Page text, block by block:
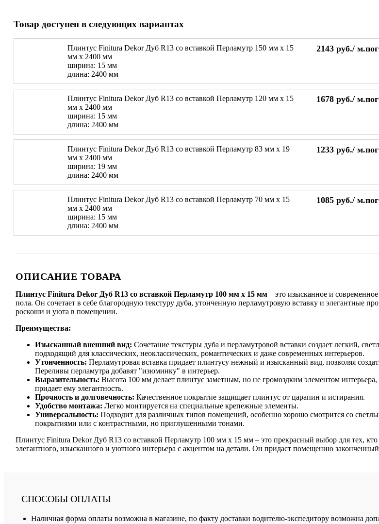
Товар доступен в следующих вариантах
Плинтус Finitura Dekor Дуб R13 со вставкой Перламутр 150 мм х 15
мм х 2400 мм
ширина: 15 мм
длина: 2400 мм
2143 руб./ м.пог
Плинтус Finitura Dekor Дуб R13 со вставкой Перламутр 120 мм х 15
мм х 2400 мм
ширина: 15 мм
длина: 2400 мм
1678 руб./ м.пог
Плинтус Finitura Dekor Дуб R13 со вставкой Перламутр 83 мм х 19
мм х 2400 мм
ширина: 19 мм
длина: 2400 мм
1233 руб./ м.пог
Плинтус Finitura Dekor Дуб R13 со вставкой Перламутр 70 мм х 15
мм х 2400 мм
ширина: 15 мм
длина: 2400 мм
1085 руб./ м.пог
ОПИСАНИЕ ТОВАРА
Плинтус Finitura Dekor Дуб R13 со вставкой Перламутр 100 мм х 15 мм – это изысканное и
пола. Он сочетает в себе благородную текстуру дуба, утонченную перламутровую вставку и элегантные
роскоши и уюта в помещении.
Преимущества:
Изысканный внешний вид: Сочетание текстуры дуба и перламутровой вставки создает легкий,
подходящий для классических, неоклассических, романтических и даже современных интерьеров.
Утонченность: Перламутровая вставка придает плинтусу нежный и изысканный вид, позволяя
Переливы перламутра добавят "изюминку" в интерьер.
Выразительность: Высота 100 мм делает плинтус заметным, но не громоздким элементом
придает ему элегантность.
Прочность и долговечность: Качественное покрытие защищает плинтус от царапин и истирания.
Удобство монтажа: Легко монтируется на специальные крепежные элементы.
Универсальность: Подходит для различных типов помещений, особенно хорошо смотрится со
покрытиями или с контрастными, но приглушенными тонами.
Плинтус Finitura Dekor Дуб R13 со вставкой Перламутр 100 мм х 15 мм – это прекрасный выбор для тех, кто
элегантного, изысканного и уютного интерьера с акцентом на детали. Он придаст помещению
СПОСОБЫ ОПЛАТЫ
Наличная форма оплаты возможна в магазине, по факту доставки водителю-экспедитору возможна